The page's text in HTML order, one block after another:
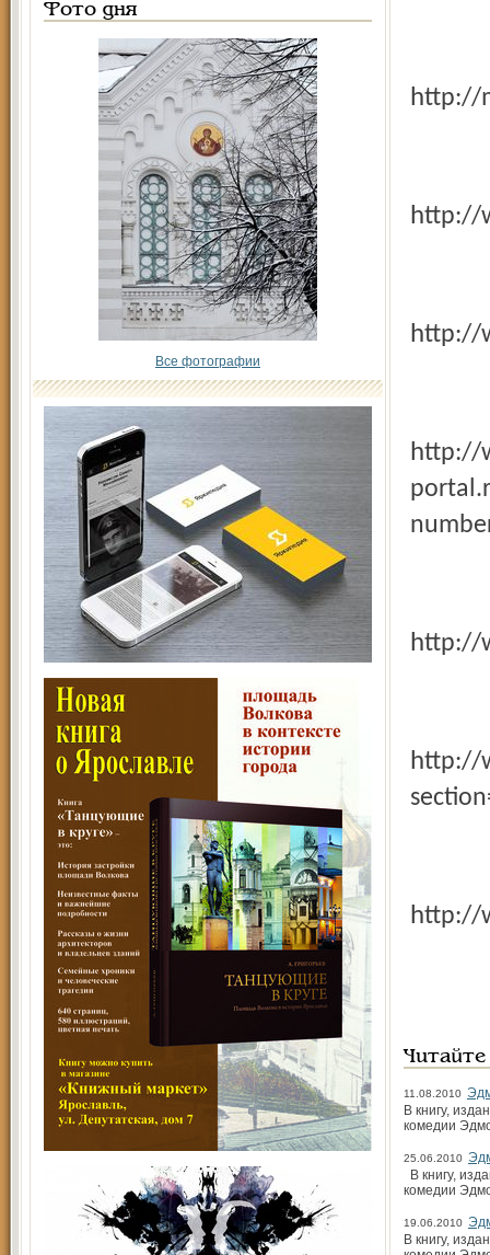
Фото дня
Все фотографии
http://www.kultura-
http://www.knigoboz.ru/?
11.08.2010
В книгу,
комедии
25.06.2010
В книгу,
комедии
19.06.2010
В книгу,